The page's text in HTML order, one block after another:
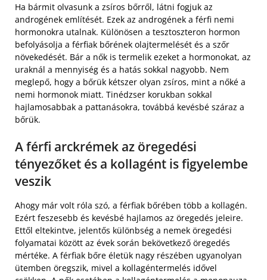
Ha bármit olvasunk a zsíros bőrről, látni fogjuk az
androgének említését. Ezek az androgének a férfi nemi
hormonokra utalnak. Különösen a tesztoszteron hormon
befolyásolja a férfiak bőrének olajtermelését és a szőr
növekedését. Bár a nők is termelik ezeket a hormonokat, az
uraknál a mennyiség és a hatás sokkal nagyobb. Nem
meglepő, hogy a bőrük kétszer olyan zsíros, mint a nőké a
nemi hormonok miatt. Tinédzser korukban sokkal
hajlamosabbak a pattanásokra, továbbá kevésbé száraz a
bőrük.
A férfi arckrémek az öregedési
tényezőket és a kollagént is figyelembe
veszik
Ahogy már volt róla szó, a férfiak bőrében több a kollagén.
Ezért feszesebb és kevésbé hajlamos az öregedés jeleire.
Ettől eltekintve, jelentős különbség a nemek öregedési
folyamatai között az évek során bekövetkező öregedés
mértéke. A férfiak bőre életük nagy részében ugyanolyan
ütemben öregszik, mivel a kollagéntermelés idővel